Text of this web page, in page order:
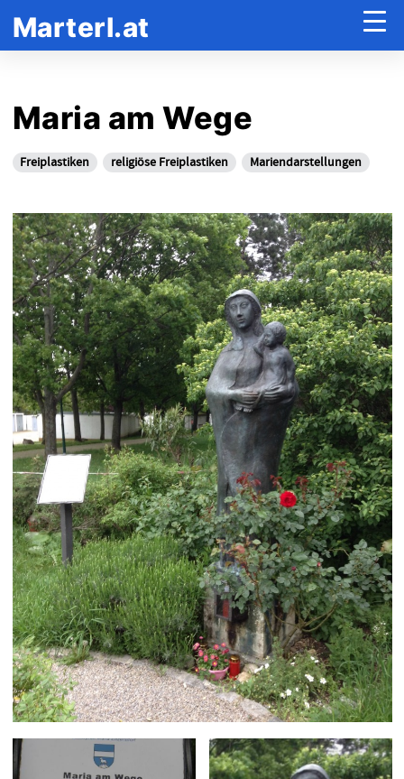
Marterl.at
Maria am Wege
Freiplastiken religiöse Freiplastiken Mariendarstellungen